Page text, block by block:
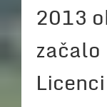
2013